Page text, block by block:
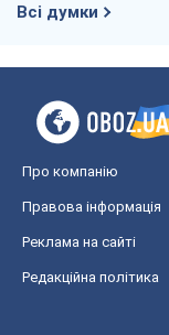
Всі думки
Про компанію
Правова інформація
Реклама на сайті
Редакційна політика